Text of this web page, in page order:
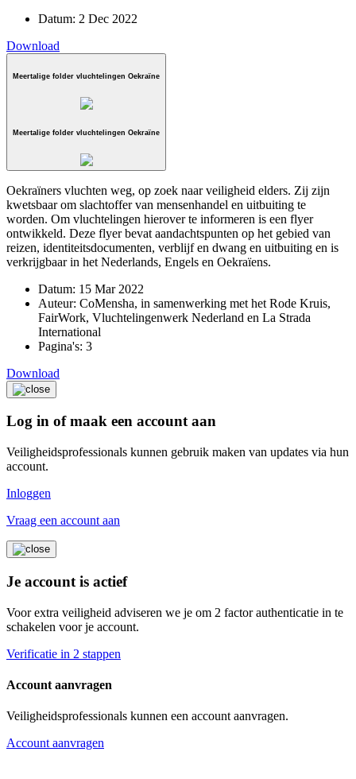
Datum: 2 Dec 2022
Download
Meertalige folder vluchtelingen Oekraïne
Meertalige folder vluchtelingen Oekraïne
Oekraïners vluchten weg, op zoek naar veiligheid elders. Zij zijn
kwetsbaar om slachtoffer van mensenhandel en uitbuiting te
worden. Om vluchtelingen hierover te informeren is een flyer
ontwikkeld. Deze flyer bevat aandachtspunten op het gebied van
reizen, identiteitsdocumenten, verblijf en dwang en uitbuiting en is
verkrijgbaar in het Nederlands, Engels en Oekraïens.
Datum: 15 Mar 2022
Auteur: CoMensha, in samenwerking met het Rode Kruis,
FairWork, Vluchtelingenwerk Nederland en La Strada
International
Pagina's: 3
Download
Log in of maak een account aan
Veiligheidsprofessionals kunnen gebruik maken van updates via hun
account.
Inloggen
Vraag een account aan
Je account is actief
Voor extra veiligheid adviseren we je om 2 factor authenticatie in te
schakelen voor je account.
Verificatie in 2 stappen
Account aanvragen
Veiligheidsprofessionals kunnen een account aanvragen.
Account aanvragen